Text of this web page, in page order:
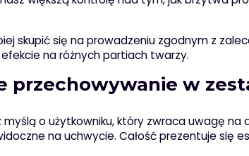
skupić się na prowadzeniu zgodnym z
na różnych partiach twarzy.
przechowywanie w
z myślą o użytkowniku, który zwraca uwagę na
na uchwycie. Całość prezentuje się